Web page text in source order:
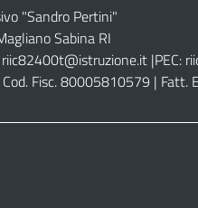
"Sandro Pertini"
Sabina RI
riic82400t@istruzione.it |PEC:
Fisc. 80005810579 | Fatt.